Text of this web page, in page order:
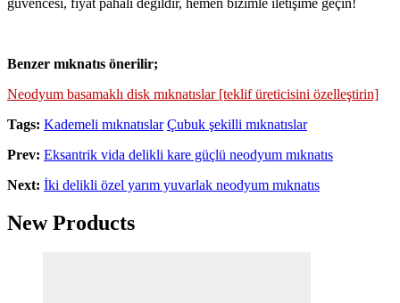
Benzer mıknatıs önerilir;
Neodyum basamaklı disk mıknatıslar [teklif üreticisini özelleştirin]
Tags: Kademeli mıknatıslar Çubuk şekilli mıknatıslar
Prev: Eksantrik vida delikli kare güçlü neodyum mıknatıs
Next: İki delikli özel yarım yuvarlak neodyum mıknatıs
New Products